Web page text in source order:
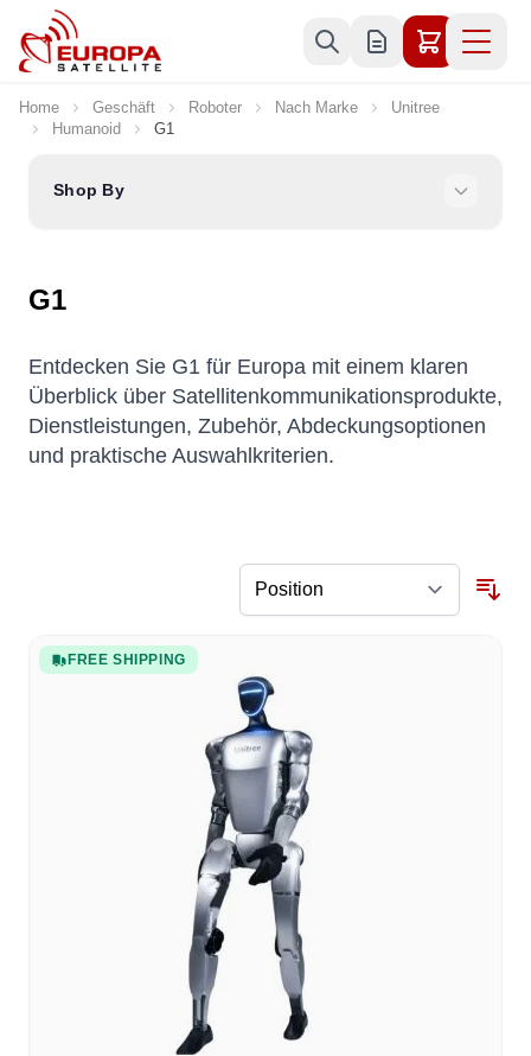
Skip to Content
Home Geschäft Roboter Nach Marke
Unitree
Humanoid
G1
Shop By
G1
Entdecken Sie G1 für Europa mit einem klaren
Überblick über Satellitenkommunikationsprodukte,
Dienstleistungen, Zubehör, Abdeckungsoptionen
und praktische Auswahlkriterien.
FREE SHIPPING